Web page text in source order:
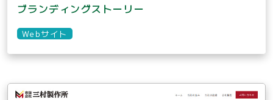
ブランディングストーリー
Webサイト